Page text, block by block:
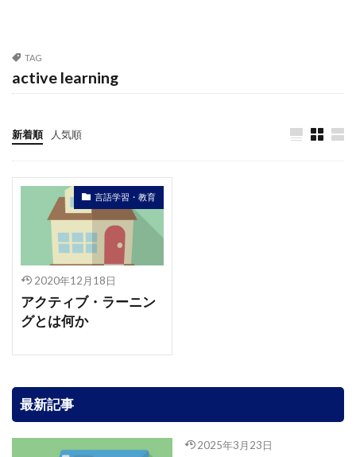
TAG
active learning
新着順 人気順
言語学習・教育
2020年12月18日
アクティブ・ラーニン
グとは何か
最新記事
2025年3月23日